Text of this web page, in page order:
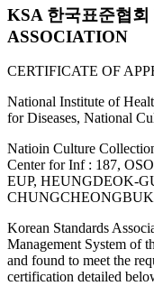
KSA 한국표준협
ASSOCIATION
CERTIFICATE OF
National Institute of
for Diseases, National
Natioin Culture
Center for Inf : 187,
EUP, HEUNGDEOK-
Korean Standards
Management System of
and found to meet the
certification detailed